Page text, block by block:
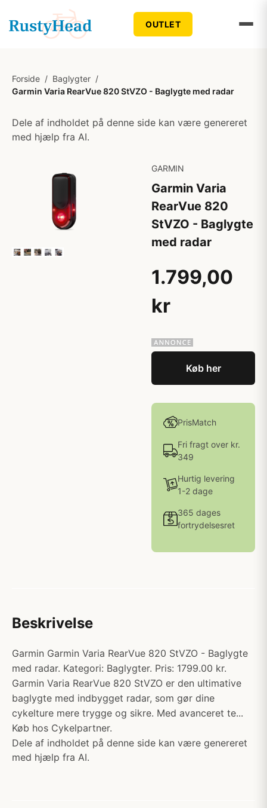
OUTLET
Forside / Baglygter /
Garmin Varia RearVue 820 StVZO - Baglygte med radar
Dele af indholdet på denne side kan være genereret
med hjælp fra AI.
GARMIN
Garmin Varia
RearVue 820
StVZO - Baglygte
med radar
1.799,00
kr
Køb her
PrisMatch
Fri fragt over kr.
349
Hurtig levering
1-2 dage
365 dages
fortrydelsesret
Beskrivelse
Garmin Garmin Varia RearVue 820 StVZO - Baglygte
med radar. Kategori: Baglygter. Pris: 1799.00 kr.
Garmin Varia RearVue 820 StVZO er den ultimative
baglygte med indbygget radar, som gør dine
cykelture mere trygge og sikre. Med avanceret te...
Køb hos Cykelpartner.
Dele af indholdet på denne side kan være genereret
med hjælp fra AI.